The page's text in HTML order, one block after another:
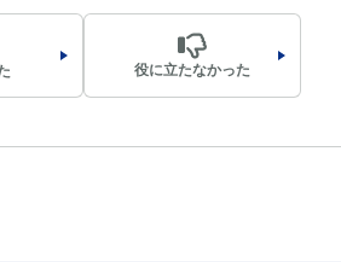
役に立たなかった